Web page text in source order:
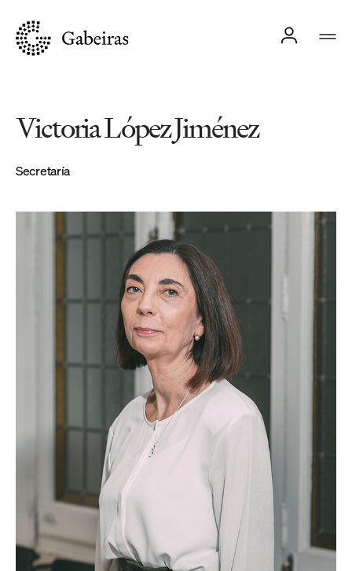
Victoria López Jiménez
Secretaría